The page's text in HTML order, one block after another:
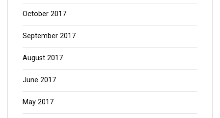
October 2017
September 2017
August 2017
June 2017
May 2017